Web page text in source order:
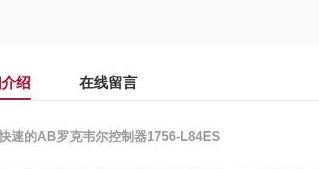
绍 在线留言
速的AB罗克韦尔控制器1756-L84ES